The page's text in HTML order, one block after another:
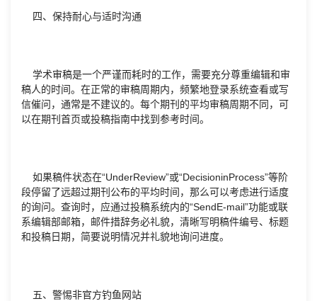
四、保持耐心与适时沟通
学术审稿是一个严谨而耗时的工作，需要充分尊重编辑和审
稿人的时间。在正常的审稿周期内，频繁地登录系统查看或写
信催问，通常是不建议的。每个期刊的平均审稿周期不同，可
以在期刊首页或投稿指南中找到参考时间。
如果稿件状态在“UnderReview”或“DecisioninProcess”等阶
段停留了远超过期刊公布的平均时间，那么可以考虑进行适度
的询问。查询时，应通过投稿系统内的“SendE-mail”功能或联
系编辑部邮箱，邮件措辞务必礼貌，清晰写明稿件编号、标题
和投稿日期，简要说明情况并礼貌地询问进度。
五、警惕非官方钓鱼网站